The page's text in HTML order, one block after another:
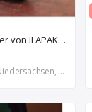
Druckluftbehälter von ILAPAK – 2,5 Liter
DE